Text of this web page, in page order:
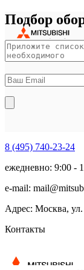
Подбор
8 (495) 740-23-24
ежедневно: 9:00 -
e-mail:
Адрес: Москва,
Контакты